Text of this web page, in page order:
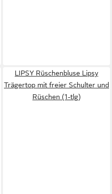
LIPSY Rüschenbluse Lipsy
Trägertop mit freier Schulter und
Rüschen (1-tlg)